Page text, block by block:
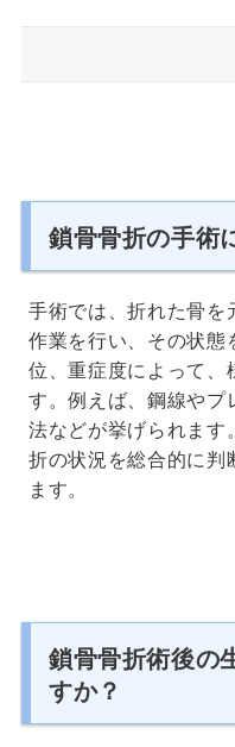
鎖骨骨折の手術
手術では、折れた骨を
作業を行い、その状態
位、重症度によって、
す。例えば、鋼線や
法などが挙げられます
折の状況を総合的に判
ます。
鎖骨骨折術後の
すか？